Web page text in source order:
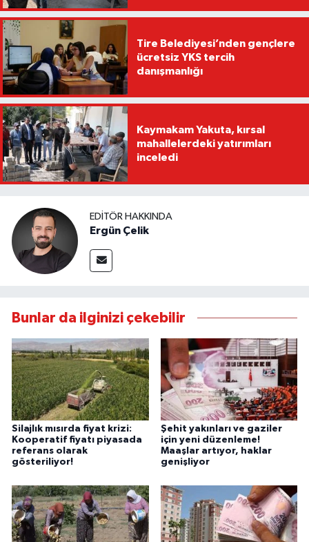
Tire Belediyesi’nden gençlere
ücretsiz YKS tercih
danışmanlığı
Kaymakam Yakuta, kırsal
mahallelerdeki yatırımları
inceledi
EDITÖR HAKKINDA
Ergün Çelik
Bunlar da ilginizi çekebilir
Silajlık mısırda fiyat krizi:
Kooperatif fiyatı piyasada
referans olarak
gösteriliyor!
Şehit yakınları ve gaziler
için yeni düzenleme!
Maaşlar artıyor, haklar
genişliyor